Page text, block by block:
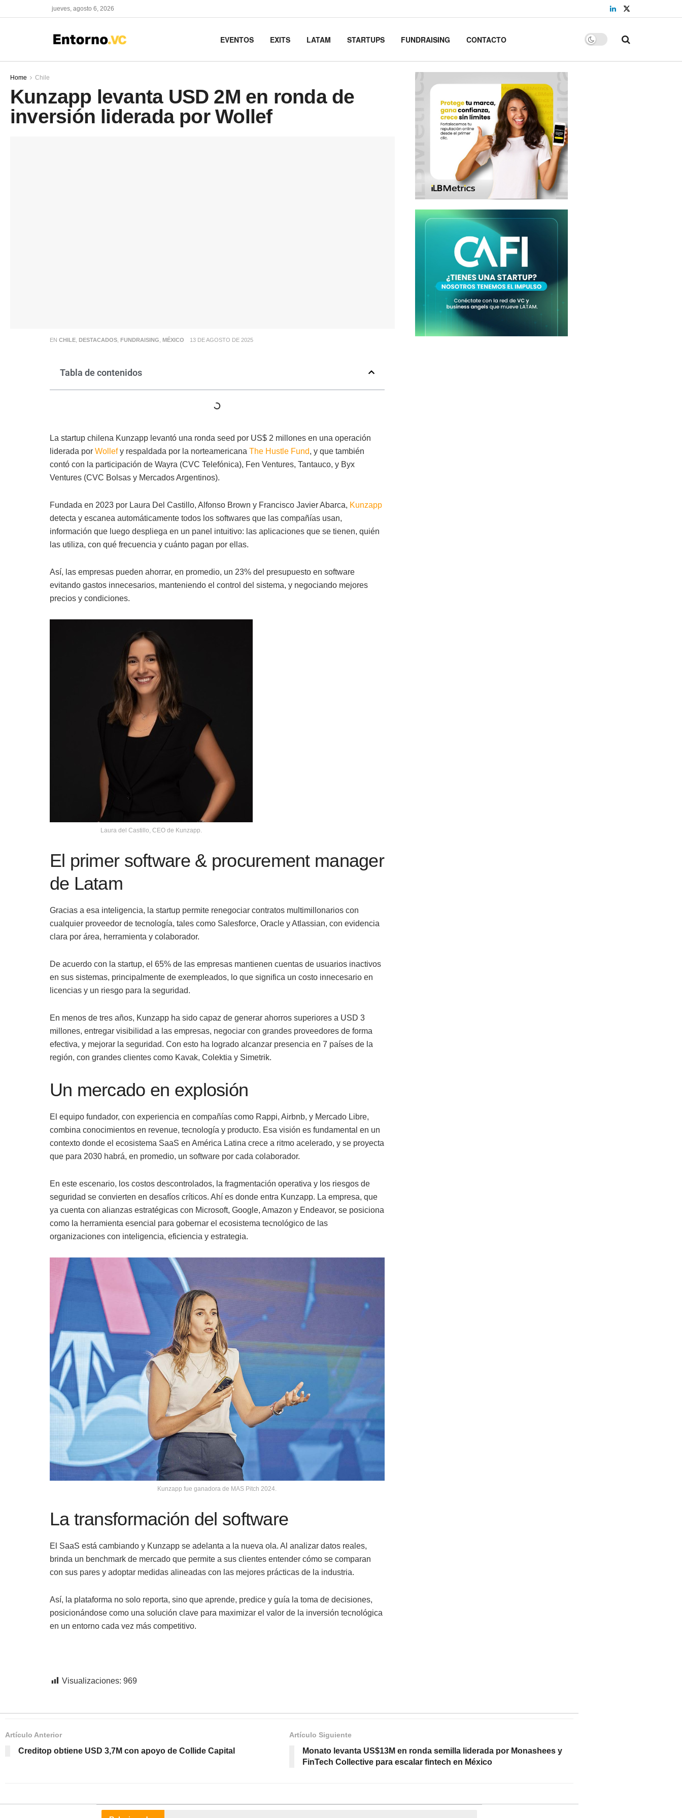
jueves, agosto 6, 2026
EVENTOS EXITS LATAM STARTUPS FUNDRAISING CONTACTO
Home Chile
Kunzapp levanta USD 2M en ronda de
inversión liderada por Wollef
EN CHILE, DESTACADOS, FUNDRAISING MÉXICO 13 DE AGOSTO DE 2025
Tabla de contenidos
La startup chilena Kunzapp levantó una ronda seed por US$ 2 millones en una operación
liderada por Wollefy respaldada por la norteamericana The Hustle Fund, y que también
contó con la participación de Wayra (CVC Telefónica), Fen Ventures, Tantauco, y Byx
Ventures (CVC Bolsas y Mercados Argentinos).
Fundada en 2023 por Laura Del Castillo, Alfonso Brown y Francisco Javier Abarca, Kunzapp
detecta y escanea automáticamente todos los softwares que las compañías usan,
información que luego despliega en un panel intuitivo: las aplicaciones que se tienen, quién
las utiliza, con qué frecuencia y cuánto pagan por ellas.
Así, las empresas pueden ahorrar, en promedio, un 23% del presupuesto en software
evitando gastos innecesarios, manteniendo el control del sistema, y negociando mejores
precios y condiciones.
Laura del Castillo, CEO de Kunzapp.
El primer software & procurement manager
de Latam
Gracias a esa inteligencia, la startup permite renegociar contratos multimillonarios con
cualquier proveedor de tecnología, tales como Salesforce, Oracle y Atlassian, con evidencia
clara por área, herramienta y colaborador.
De acuerdo con la startup, el 65% de las empresas mantienen cuentas de usuarios inactivos
en sus sistemas, principalmente de exempleados, lo que significa un costo innecesario en
licencias y un riesgo para la seguridad.
En menos de tres años, Kunzapp ha sido capaz de generar ahorros superiores a USD 3
millones, entregar visibilidad a las empresas, negociar con grandes proveedores de forma
efectiva, y mejorar la seguridad. Con esto ha logrado alcanzar presencia en 7 países de la
región, con grandes clientes como Kavak, Colektia y Simetrik.
Un mercado en explosión
El equipo fundador, con experiencia en compañías como Rappi, Airbnb, y Mercado Libre,
combina conocimientos en revenue, tecnología y producto. Esa visión es fundamental en un
contexto donde el ecosistema SaaS en América Latina crece a ritmo acelerado, y se proyecta
que para 2030 habrá, en promedio, un software por cada colaborador.
En este escenario, los costos descontrolados, la fragmentación operativa y los riesgos de
seguridad se convierten en desafíos críticos. Ahí es donde entra Kunzapp. La empresa, que
ya cuenta con alianzas estratégicas con Microsoft, Google, Amazon y Endeavor, se posiciona
como la herramienta esencial para gobernar el ecosistema tecnológico de las
organizaciones con inteligencia, eficiencia y estrategia.
Kunzapp fue ganadora de MAS Pitch 2024.
La transformación del software
El SaaS está cambiando y Kunzapp se adelanta a la nueva ola. Al analizar datos reales,
brinda un benchmark de mercado que permite a sus clientes entender cómo se comparan
con sus pares y adoptar medidas alineadas con las mejores prácticas de la industria.
Así, la plataforma no solo reporta, sino que aprende, predice y guía la toma de decisiones,
posicionándose como una solución clave para maximizar el valor de la inversión tecnológica
en un entorno cada vez más competitivo.
Visualizaciones: 969
Artículo Anterior
Creditop obtiene USD 3,7M con apoyo de Collide Capital
Artículo Siguiente
Monato levanta US$13M en ronda semilla liderada por Monashees y
FinTech Collective para escalar fintech en México